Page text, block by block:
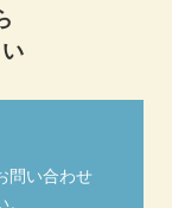
問い合わせ